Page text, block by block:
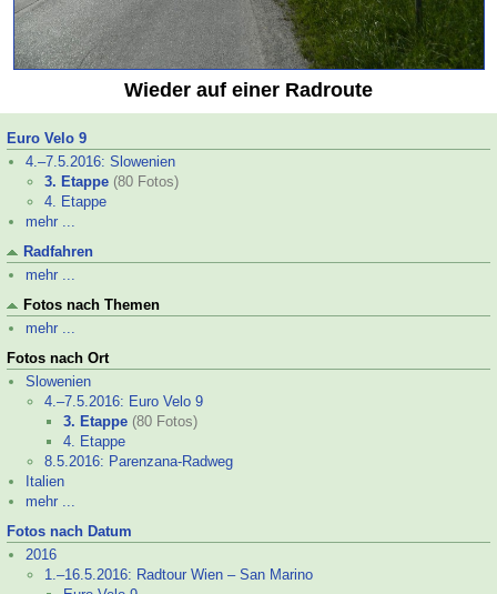
Wieder auf einer Radroute
Euro Velo 9
4.–7.5.2016: Slowenien
3. Etappe (80 Fotos)
4. Etappe
mehr ...
Radfahren
mehr ...
Fotos nach Themen
mehr ...
Fotos nach Ort
Slowenien
4.–7.5.2016: Euro Velo 9
3. Etappe (80 Fotos)
4. Etappe
8.5.2016: Parenzana-Radweg
Italien
mehr ...
Fotos nach Datum
2016
1.–16.5.2016: Radtour Wien – San Marino